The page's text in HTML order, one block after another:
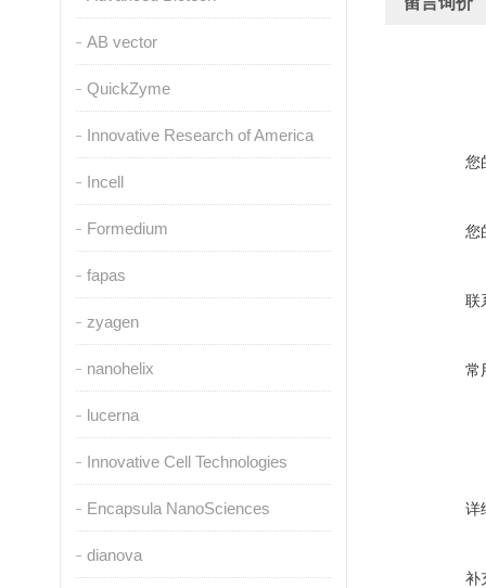
AB vector
QuickZyme
Innovative Research of America
Incell
Formedium
fapas
zyagen
nanohelix
lucerna
Innovative Cell Technologies
Encapsula NanoSciences
dianova
您
您
联
常
详
补